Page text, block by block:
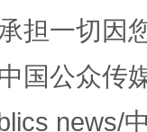
担一切因
国公众传
news/